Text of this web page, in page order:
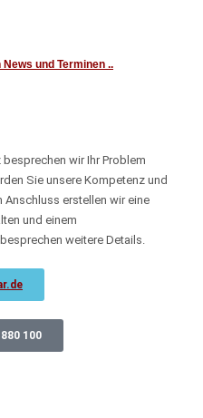
und Terminen ..
wir Ihr Problem
Sie unsere Kompetenz und
Anschluss erstellen wir eine
und einem
weitere Details.
100